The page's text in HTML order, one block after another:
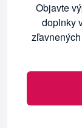
Objavte
doplnky